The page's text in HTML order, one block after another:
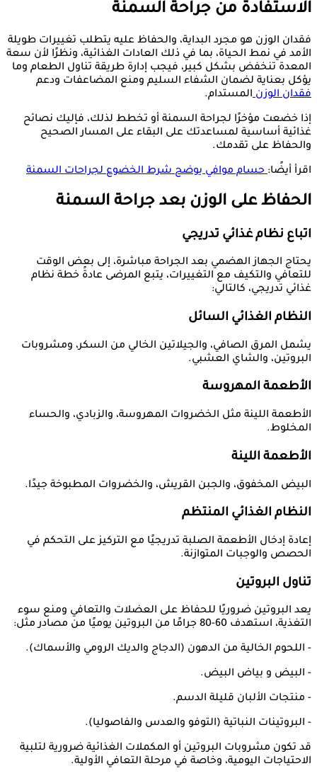
الاستفادة من جراحة السمنة
فقدان الوزن هو مجرد البداية، والحفاظ عليه يتطلب تغييرات طويلة
الأمد في نمط الحياة، بما في ذلك العادات الغذائية، ونظرًا لأن سعة
المعدة تنخفض بشكل كبير، فيجب إدارة طريقة تناول الطعام وما
يؤكل بعناية لضمان الشفاء السليم ومنع المضاعفات ودعم
فقدان الوزنالمستدام.
إذا خضعت مؤخرًا لجراحة السمنة أو تخطط لذلك، فإليك نصائح
غذائية أساسية لمساعدتك على البقاء على المسار الصحيح
والحفاظ على تقدمك.
اقرأ أيضًا:حسام موافي يوضح شرط الخضوع لجراحات السمنة
الحفاظ على الوزن بعد جراحة السمنة
اتباع نظام غذائي تدريجي
يحتاج الجهاز الهضمي بعد الجراحة مباشرة، إلى بعض الوقت
للتعافي والتكيف مع التغييرات، يتبع المرضى عادةً خطة نظام
غذائي تدريجي، كالتالي:
النظام الغذائي السائل
يشمل المرق الصافي، والجيلاتين الخالي من السكر، ومشروبات
البروتين، والشاي العشبي.
الأطعمة المهروسة
الأطعمة اللينة مثل الخضروات المهروسة، والزبادي، والحساء
المخلوط.
الأطعمة اللينة
البيض المخفوق، والجبن القريش، والخضروات المطبوخة جيدًا.
النظام الغذائي المنتظم
إعادة إدخال الأطعمة الصلبة تدريجيًا مع التركيز على التحكم في
الحصص والوجبات المتوازنة.
تناول البروتين
يعد البروتين ضروريًا للحفاظ على العضلات والتعافي ومنع سوء
التغذية، استهدف 60-80 جرامًا من البروتين يوميًا من مصادر مثل:
- اللحوم الخالية من الدهون (الدجاج والديك الرومي والأسماك).
- البيض و بياض البيض.
- منتجات الألبان قليلة الدسم.
- البروتينات النباتية (التوفو والعدس والفاصوليا).
قد تكون مشروبات البروتين أو المكملات الغذائية ضرورية لتلبية
الاحتياجات اليومية، وخاصة في مرحلة التعافي الأولية.